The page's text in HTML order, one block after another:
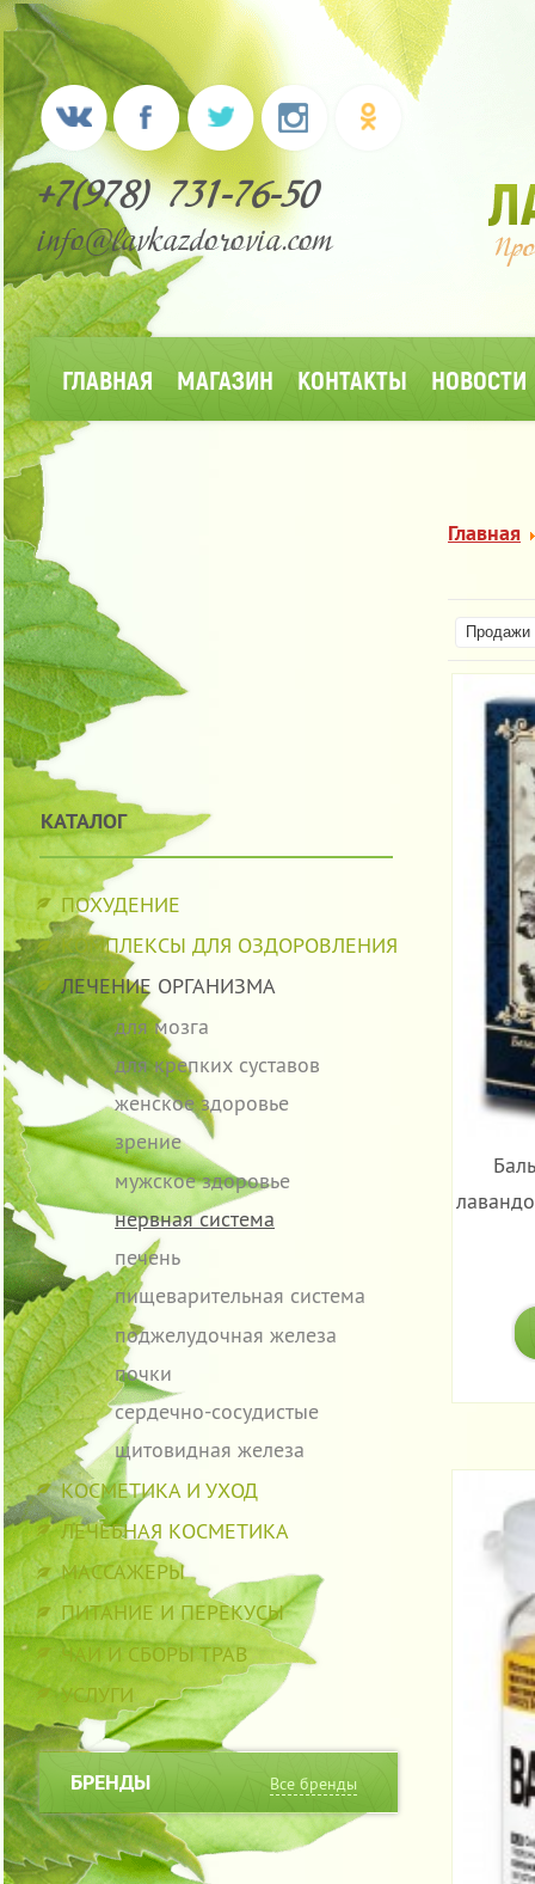
+7(978) 731-76-50
info@lavkazdorovia.com
ГЛАВНАЯ МАГАЗИН КОНТАКТЫ НОВОСТИ
КАТАЛОГ
ПОХУДЕНИЕ
КОМПЛЕКСЫ ДЛЯ ОЗДОРОВЛЕНИЯ
ЛЕЧЕНИЕ ОРГАНИЗМА
для мозга
для крепких суставов
женское здоровье
зрение
мужское здоровье
нервная система
печень
пищеварительная система
поджелудочная железа
почки
сердечно-сосудистые
щитовидная железа
КОСМЕТИКА И УХОД
ЛЕЧЕБНАЯ КОСМЕТИКА
МАССАЖЕРЫ
ПИТАНИЕ И ПЕРЕКУСЫ
ЧАИ И СБОРЫ ТРАВ
УСЛУГИ
БРЕНДЫ Все бренды
Главная
Продажи